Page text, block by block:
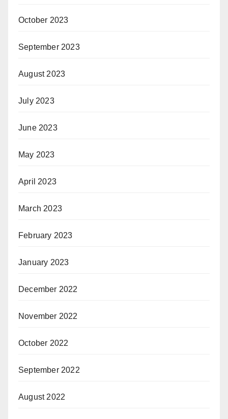
October 2023
September 2023
August 2023
July 2023
June 2023
May 2023
April 2023
March 2023
February 2023
January 2023
December 2022
November 2022
October 2022
September 2022
August 2022